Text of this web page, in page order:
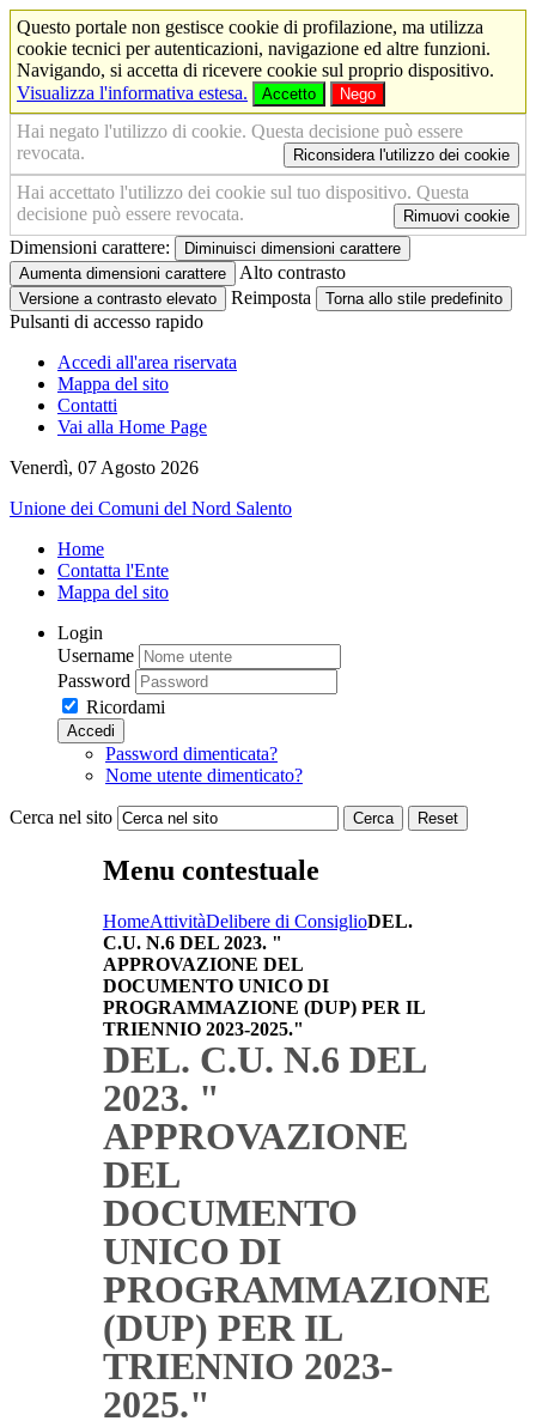
Questo portale non gestisce cookie di profilazione, ma utilizza
cookie tecnici per autenticazioni, navigazione ed altre funzioni.
Navigando, si accetta di ricevere cookie sul proprio dispositivo.
Visualizza l'informativa estesa.
Accetto Nego
Hai negato l'utilizzo di cookie. Questa decisione può essere
revocata.
Riconsidera l'utilizzo dei cookie
Hai accettato l'utilizzo dei cookie sul tuo dispositivo. Questa
decisione può essere revocata.
Rimuovi cookie
Dimensioni carattere:
Diminuisci dimensioni carattere
Aumenta dimensioni carattere
Alto contrasto
Versione a contrasto elevato Reimposta Torna allo stile predefinito
Pulsanti di accesso rapido
Accedi all'area riservata
Mappa del sito
Contatti
Vai alla Home Page
Venerdì, 07 Agosto 2026
Unione dei Comuni del Nord Salento
Home
Contatta l'Ente
Mappa del sito
Login
Username
Password
Ricordami
Accedi
Password dimenticata?
Nome utente dimenticato?
Cerca nel sito Cerca Reset
Menu contestuale
HomeAttivitàDelibere di ConsiglioDEL.
C.U. N.6 DEL 2023. "
APPROVAZIONE DEL
DOCUMENTO UNICO DI
PROGRAMMAZIONE (DUP) PER IL
TRIENNIO 2023-2025."
DEL. C.U. N.6 DEL
2023. "
APPROVAZIONE
DEL
DOCUMENTO
UNICO DI
PROGRAMMAZIONE
(DUP) PER IL
TRIENNIO 2023-
2025."